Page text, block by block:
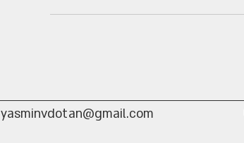
yasminvdotan@gmail.com